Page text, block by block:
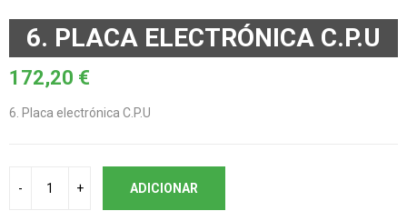
6. PLACA ELECTRÓNICA C.P.U
172,20 €
6. Placa electrónica C.P.U
ADICIONAR